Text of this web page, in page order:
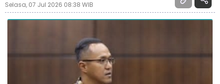
Selasa, 07 Jul 2026 08:38 WIB